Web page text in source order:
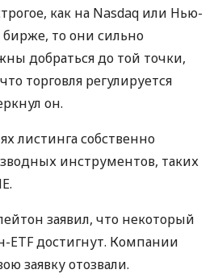
как на Nasdaq или Нью-
то они сильно
добраться до той точки,
торговля регулируется
он.
листинга собственно
инструментов, таких
.
заявил, что некоторый
ETFдостигнут. Компании
заявку отозвали.